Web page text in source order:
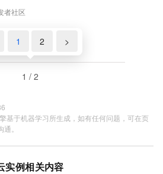
者社区
1 2 >
1 / 2
基于机器学习所生成，如有任何问题，可在页
。
实例相关内容